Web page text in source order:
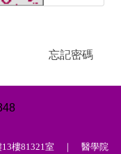
忘記密碼
48
13樓81321室 ｜ 醫學院